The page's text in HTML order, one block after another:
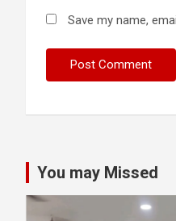
Save my name,
You may Missed